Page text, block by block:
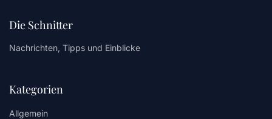
Die Schnitter
Nachrichten, Tipps und Einblicke
Kategorien
Allgemein